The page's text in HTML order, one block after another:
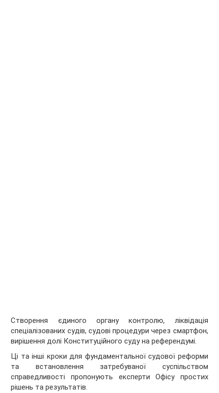
Створення єдиного органу контролю, ліквідація
спеціалізованих судів, судові процедури через смартфон,
вирішення долі Конституційного суду на референдумі.
Ці та інші кроки для фундаментальної судової реформи
та встановлення затребуваної суспільством
справедливості пропонують експерти Офісу простих
рішень та результатів.